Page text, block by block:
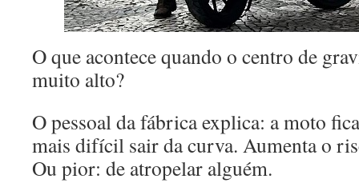
O que acontece quando o centro de
muito alto?
O pessoal da fábrica explica: a moto
mais difícil sair da curva. Aumenta o
Ou pior: de atropelar alguém.